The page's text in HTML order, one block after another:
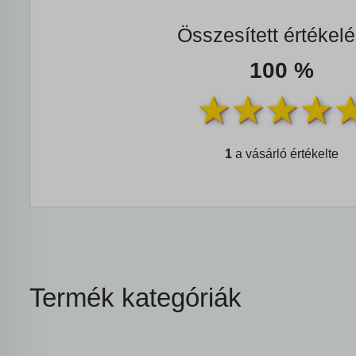
Összesített
100 %
1 a vásárló értékelte
Termék kategóriák